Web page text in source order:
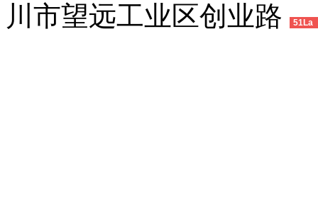
川市望远工业区创业路
51La